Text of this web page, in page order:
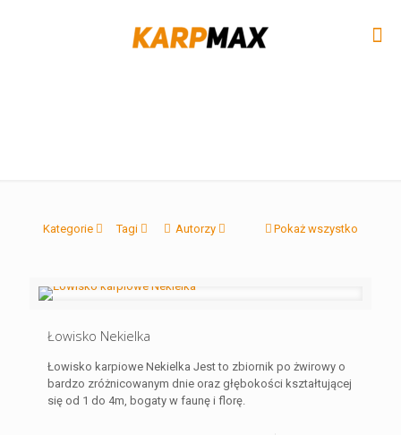
Kategorie Tagi Autorzy Pokaż wszystko
Łowisko Nekielka
Łowisko karpiowe Nekielka Jest to zbiornik po żwirowy o
bardzo zróżnicowanym dnie oraz głębokości kształtującej
się od 1 do 4m, bogaty w faunę i florę.